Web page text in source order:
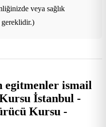
veya sağlık
gereklidir.)